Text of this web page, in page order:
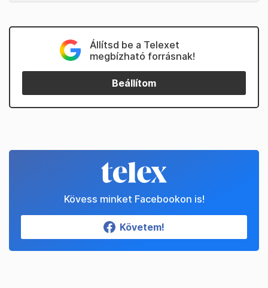
Állítsd be a Telexet
megbízható forrásnak!
Beállítom
Kövess minket Facebookon is!
Követem!